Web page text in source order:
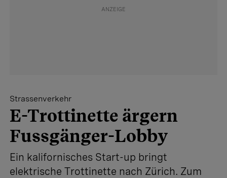
Strassenverkehr
E-Trottinette ärgern
Fussgänger-Lobby
Ein kalifornisches Start-up bringt
elektrische Trottinette nach Zürich. Zum